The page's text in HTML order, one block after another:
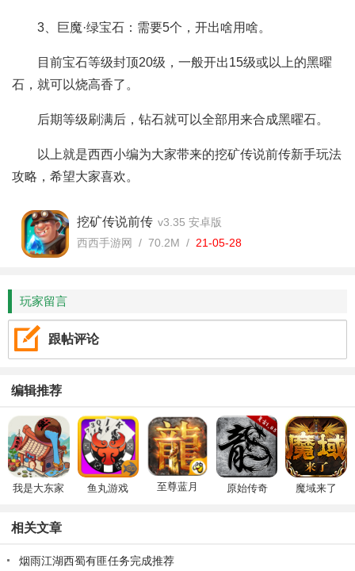
3、巨魔·绿宝石：需要5个，开出啥用啥。
目前宝石等级封顶20级，一般开出15级或以上的黑曜
石，就可以烧高香了。
后期等级刷满后，钻石就可以全部用来合成黑曜石。
以上就是西西小编为大家带来的挖矿传说前传新手玩法
攻略，希望大家喜欢。
挖矿传说前传 v3.35 安卓版
西西手游网 / 70.2M / 21-05-28
玩家留言
跟帖评论
编辑推荐
我是大东家 鱼丸游戏 至尊蓝月 原始传奇 魔域来了
相关文章
烟雨江湖西蜀有匪任务完成推荐